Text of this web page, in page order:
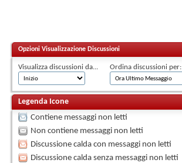
Opzioni Visualizzazione Discussioni
Visualizza discussioni da... Ordina discussioni per:
Legenda Icone
Contiene messaggi non letti
Non contiene messaggi non letti
Discussione calda con messaggi non letti
Discussione calda senza messaggi non letti